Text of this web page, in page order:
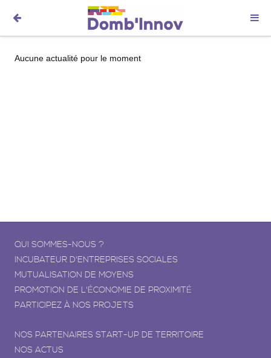
Aucune actualité pour le moment
QUI SOMMES-NOUS ?
INCUBATEUR D'ENTREPRISES SOCIALES
MUTUALISATION DE MOYENS
PROMOTION DE L'ÉCONOMIE DE PROXIMITÉ
PARTICIPEZ À NOS PROJETS
NOS PARTENAIRES START-UP DE TERRITOIRE
NOS ACTUS